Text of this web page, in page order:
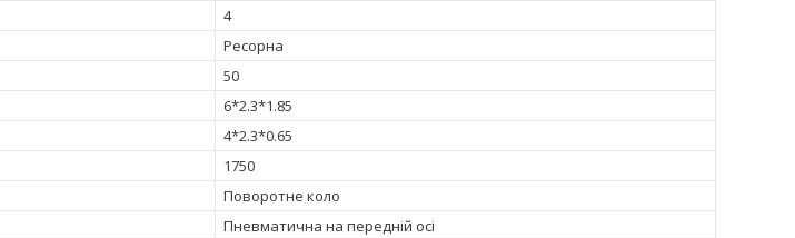
4
Ресорна
50
6*2.3*1.85
4*2.3*0.65
1750
Поворотне коло
Пневматична на передній осі